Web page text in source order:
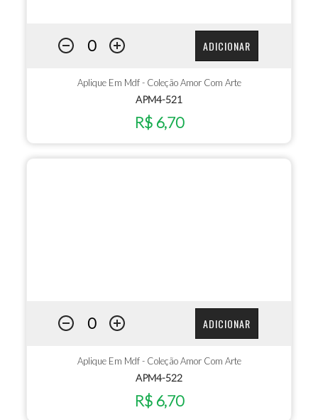
ADICIONAR
Aplique Em Mdf - Coleção Amor Com Arte
APM4-521
R$ 6,70
ADICIONAR
Aplique Em Mdf - Coleção Amor Com Arte
APM4-522
R$ 6,70